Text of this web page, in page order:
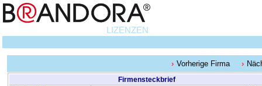
LIZENZEN
Vorherige Firma
Firmensteckbrief